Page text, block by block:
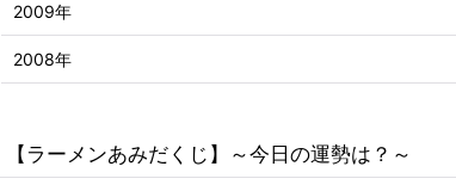
【ラーメンあみだくじ】～今日の運勢は？～
2009年
2008年